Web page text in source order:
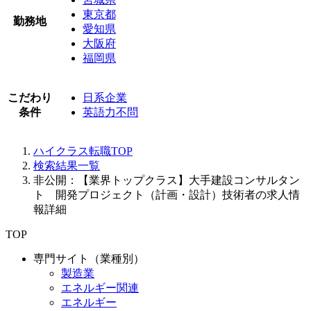
勤務地
東京都
愛知県
大阪府
福岡県
こだわり
条件
日系企業
英語力不問
ハイクラス転職TOP
検索結果一覧
非公開：【業界トップクラス】大手建設コンサルタン
ト 開発プロジェクト（計画・設計）技術者の求人情
報詳細
TOP
専門サイト（業種別）
製造業
エネルギー関連
エネルギー